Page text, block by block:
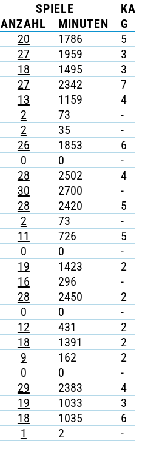
SPIELE
ANZAHL MINUTEN G
20 1786 5
27 1959 3
18 1495 3
27 2342 7
13 1159 4
2 73 -
2 35 -
26 1853 6
0 0 -
28 2502 4
30 2700 -
28 2420 5
2 73 -
11 726 5
0 0 -
19 1423 2
16 296 -
28 2450 2
0 0 -
12 431 2
18 1391 2
9 162 2
0 0 -
29 2383 4
19 1033 3
18 1035 6
1 2 -